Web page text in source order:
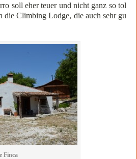
soll eher teuer und nicht ganz so toll
die Climbing Lodge, die auch sehr gut
Finca